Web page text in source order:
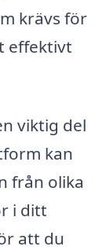
krävs för
effektivt
viktig del
kan
från olika
i ditt
att du